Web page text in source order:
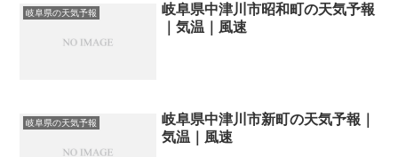
岐阜県の天気予報
岐阜県中津川市昭和町の天気予報
｜気温｜風速
岐阜県の天気予報
岐阜県中津川市新町の天気予報｜
気温｜風速